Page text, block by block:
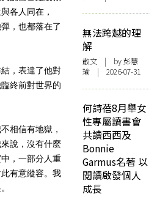
各人同在，
，也都落在了
，表達了他對
終前對世界的
相信有地獄，
說，沒有什麼
，一部分人重
有意縱容。我
無法跨越的理
解
散文 | by 彭慧
瑜 | 2026-07-31
何詩蓓8月舉女
性專屬讀書會
共讀西西及
Bonnie
Garmus名著 以
閱讀啟發個人
成長